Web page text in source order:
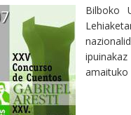
Bilboko
amaituko